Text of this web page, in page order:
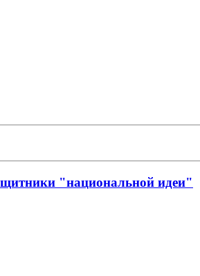
"национальной идеи"